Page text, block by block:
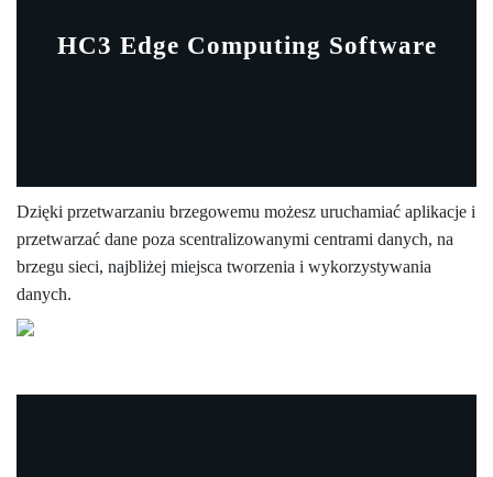
HC3 Edge Computing Software
Dzięki przetwarzaniu brzegowemu możesz uruchamiać aplikacje i
przetwarzać dane poza scentralizowanymi centrami danych, na
brzegu sieci, najbliżej miejsca tworzenia i wykorzystywania
danych.